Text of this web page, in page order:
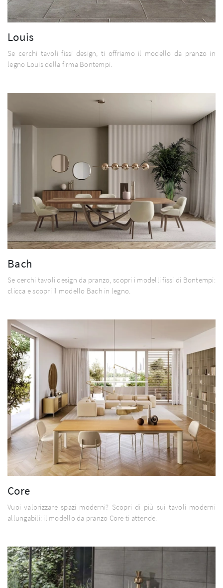
Louis
Se cerchi tavoli fissi design, ti offriamo il modello da pranzo in
legno Louis della firma Bontempi.
Bach
Se cerchi tavoli design da pranzo, scopri i modelli fissi di Bontempi:
clicca e scopri il modello Bach in legno.
Core
Vuoi valorizzare spazi moderni? Scopri di più sui tavoli moderni
allungabili: il modello da pranzo Core ti attende.